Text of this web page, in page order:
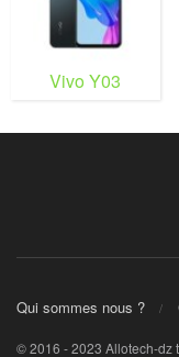
Vivo Y03
Qui sommes nous ?
© 2016 - 2023 Allotech-dz